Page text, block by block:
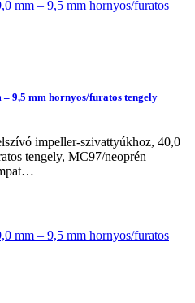
9,5 mm hornyos/furatos tengely
impeller-szivattyúkhoz, 40,0
tengely, MC97/neoprén